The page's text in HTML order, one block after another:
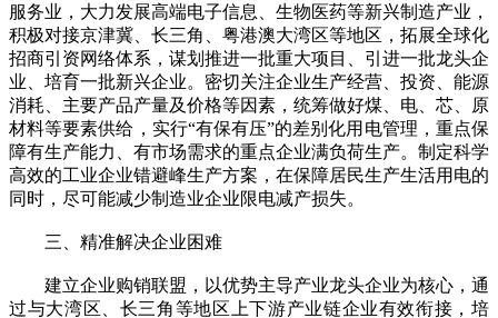
服务业，大力发展高端电子信息、生物医药等新兴制造产业，
积极对接京津冀、长三角、粤港澳大湾区等地区，拓展全球化
招商引资网络体系，谋划推进一批重大项目、引进一批龙头企
业、培育一批新兴企业。密切关注企业生产经营、投资、能源
消耗、主要产品产量及价格等因素，统筹做好煤、电、芯、原
材料等要素供给，实行“有保有压”的差别化用电管理，重点保
障有生产能力、有市场需求的重点企业满负荷生产。制定科学
高效的工业企业错避峰生产方案，在保障居民生产生活用电的
同时，尽可能减少制造业企业限电减产损失。
三、精准解决企业困难
建立企业购销联盟，以优势主导产业龙头企业为核心，通
过与大湾区、长三角等地区上下游产业链企业有效衔接，培